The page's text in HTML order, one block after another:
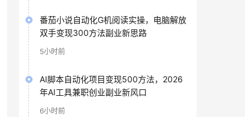
番茄小说自动化G机阅读实操，电脑解放
双手变现300方法副业新思路
5小时前
AI脚本自动化项目变现500方法，2026
年AI工具兼职创业副业新风口
6小时前